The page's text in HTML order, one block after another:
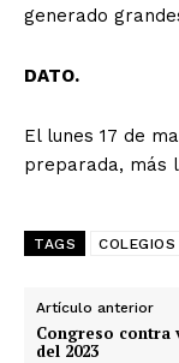
generado
DATO.
El lunes 17 de
preparada, más
TAGS COLEGIOS
Artículo anterior
Congreso contra
del 2023